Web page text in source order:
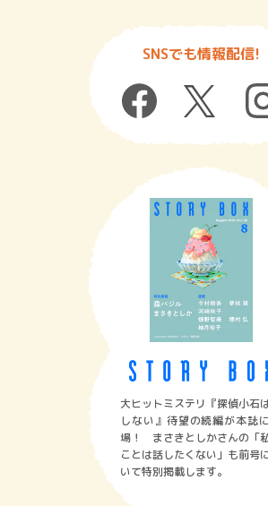
SNSでも情報配信!
大ヒットミステリ『探偵小石
しない』待望の続編が本誌
場！ まさきとしかさんの「
ことは話したくない」も前号
いて特別掲載します。